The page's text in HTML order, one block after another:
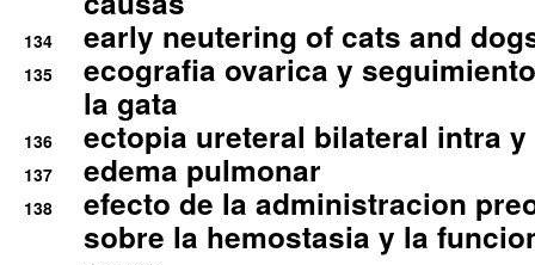
134 early neutering of cats and
135
ecografia ovarica y
la gata
136 ectopia ureteral bilateral intra
137 edema pulmonar
138
efecto de la administracion
sobre la hemostasia y la